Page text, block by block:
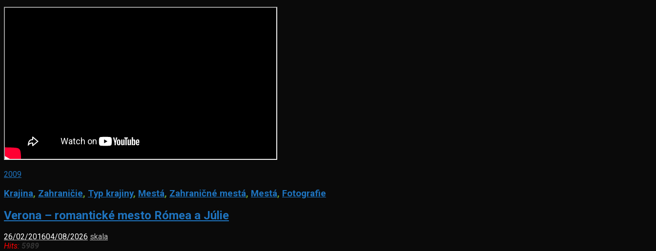
2009
Krajina, Zahraničie, Typ krajiny, Mestá, Zahraničné mestá, Mestá, Fotografie
Verona – romantické mesto Rómea a Júlie
26/02/201604/08/2026 skala
Hits: 5989